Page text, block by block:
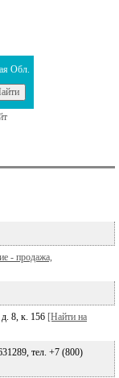
Обл.
- продажа,
8, к. 156 [Найти на
тел. +7 (800)